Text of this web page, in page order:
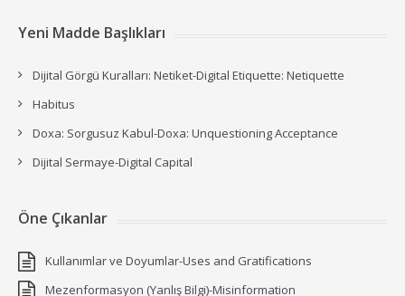
Yeni Madde Başlıkları
Dijital Görgü Kuralları: Netiket-Digital Etiquette: Netiquette
Habitus
Doxa: Sorgusuz Kabul-Doxa: Unquestioning Acceptance
Dijital Sermaye-Digital Capital
Öne Çıkanlar
Kullanımlar ve Doyumlar-Uses and Gratifications
Mezenformasyon (Yanlış Bilgi)-Misinformation